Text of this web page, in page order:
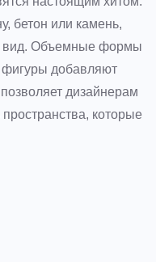
бетон или камень,
вид. Объемные формы
фигуры добавляют
дизайнерам
которые